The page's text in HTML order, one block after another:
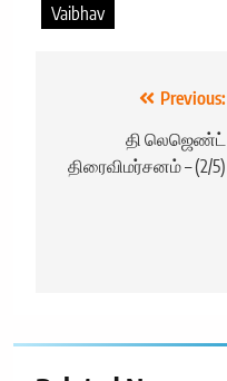
Vaibhav
navigation
Previous:
தி லெஜெண்ட்
திரைவிமர்சனம் – (2/5)